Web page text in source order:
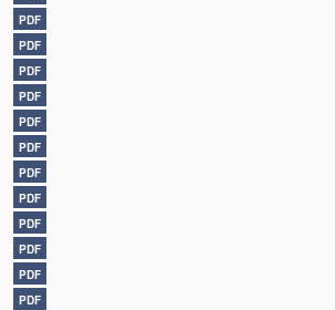
PDF
PDF
PDF
PDF
PDF
PDF
PDF
PDF
PDF
PDF
PDF
PDF